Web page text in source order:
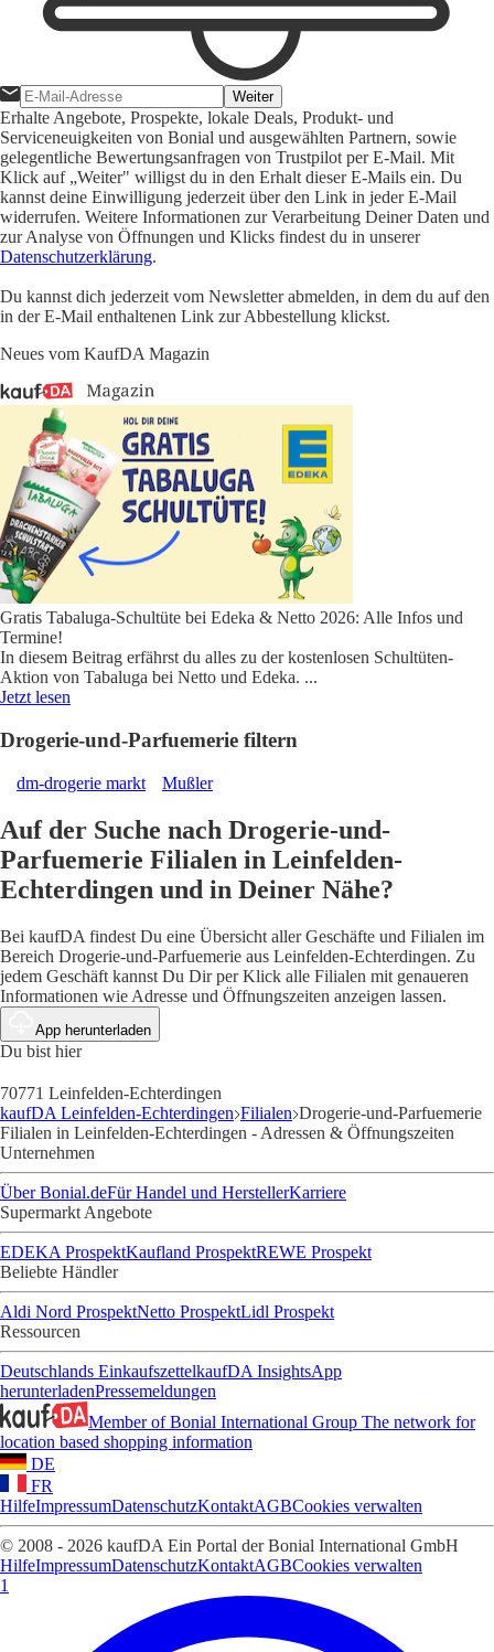
Weiter
Erhalte Angebote, Prospekte, lokale Deals, Produkt- und
Serviceneuigkeiten von Bonial und ausgewählten Partnern, sowie
gelegentliche Bewertungsanfragen von Trustpilot per E-Mail. Mit
Klick auf „Weiter" willigst du in den Erhalt dieser E-Mails ein. Du
kannst deine Einwilligung jederzeit über den Link in jeder E-Mail
widerrufen. Weitere Informationen zur Verarbeitung Deiner Daten und
zur Analyse von Öffnungen und Klicks findest du in unserer
Datenschutzerklärung.
Du kannst dich jederzeit vom Newsletter abmelden, in dem du auf den
in der E-Mail enthaltenen Link zur Abbestellung klickst.
Neues vom KaufDA Magazin
Gratis Tabaluga-Schultüte bei Edeka & Netto 2026: Alle Infos und
Termine!
In diesem Beitrag erfährst du alles zu der kostenlosen Schultüten-
Aktion von Tabaluga bei Netto und Edeka. ...
Jetzt lesen
Drogerie-und-Parfuemerie filtern
dm-drogerie markt Mußler
Auf der Suche nach Drogerie-und-
Parfuemerie Filialen in Leinfelden-
Echterdingen und in Deiner Nähe?
Bei kaufDA findest Du eine Übersicht aller Geschäfte und Filialen im
Bereich Drogerie-und-Parfuemerie aus Leinfelden-Echterdingen. Zu
jedem Geschäft kannst Du Dir per Klick alle Filialen mit genaueren
Informationen wie Adresse und Öffnungszeiten anzeigen lassen.
App herunterladen
Du bist hier
70771 Leinfelden-Echterdingen
kaufDA Leinfelden-Echterdingen Filialen Drogerie-und-Parfuemerie
Filialen in Leinfelden-Echterdingen - Adressen & Öffnungszeiten
Unternehmen
Über Bonial.deFür Handel und HerstellerKarriere
Supermarkt Angebote
EDEKA ProspektKaufland ProspektREWE Prospekt
Beliebte Händler
Aldi Nord ProspektNetto ProspektLidl Prospekt
Ressourcen
Deutschlands EinkaufszettelkaufDA InsightsApp
herunterladenPressemeldungen
Member of Bonial International Group The network for
location based shopping information
DE
FR
HilfeImpressumDatenschutzKontaktAGBCookies verwalten
© 2008 - 2026 kaufDA Ein Portal der Bonial International GmbH
HilfeImpressumDatenschutzKontaktAGBCookies verwalten
1